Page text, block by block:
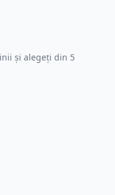
și alegeți din 5